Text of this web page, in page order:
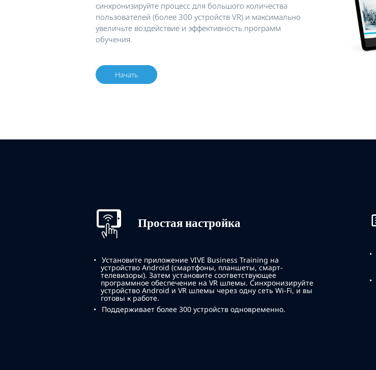
синхронизируйте процесс для большого количества
пользователей (более 300 устройств VR) и максимально
увеличьте воздействие и эффективность программ
обучения.
Начать
Простая настройка
Установите приложение VIVE Business Training на
устройство Android (смартфоны, планшеты, смарт-
телевизоры). Затем установите соответствующее
программное обеспечение на VR шлемы. Синхронизируйте
устройство Android и VR шлемы через одну сеть Wi-Fi, и вы
готовы к работе.
Поддерживает более 300 устройств одновременно.